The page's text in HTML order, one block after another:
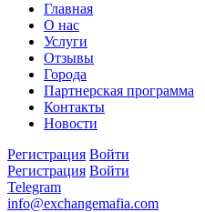
Главная
О нас
Услуги
Отзывы
Города
Партнерская программа
Контакты
Новости
Регистрация Войти
Регистрация Войти
Telegram
info@exchangemafia.com